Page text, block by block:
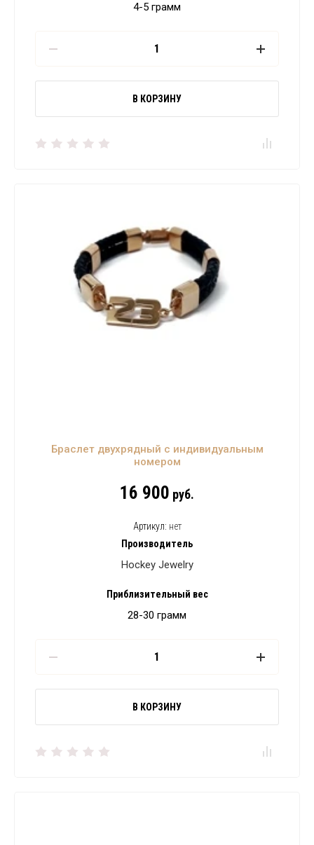
4-5 грамм
В КОРЗИНУ
Браслет двухрядный с индивидуальным
номером
16 900 руб.
Артикул: нет
Производитель
Hockey Jewelry
Приблизительный вес
28-30 грамм
В КОРЗИНУ